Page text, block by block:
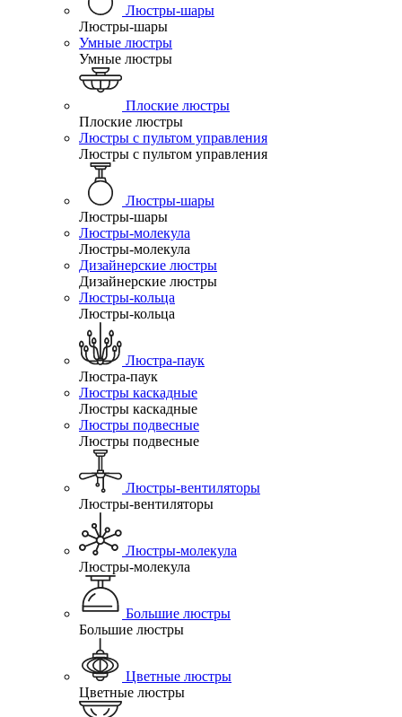
Люстры-шары
Люстры-шары
Умные люстры
Умные люстры
Плоские люстры
Плоские люстры
Люстры с пультом управления
Люстры с пультом управления
Люстры-шары
Люстры-шары
Люстры-молекула
Люстры-молекула
Дизайнерские люстры
Дизайнерские люстры
Люстры-кольца
Люстры-кольца
Люстра-паук
Люстра-паук
Люстры каскадные
Люстры каскадные
Люстры подвесные
Люстры подвесные
Люстры-вентиляторы
Люстры-вентиляторы
Люстры-молекула
Люстры-молекула
Большие люстры
Большие люстры
Цветные люстры
Цветные люстры